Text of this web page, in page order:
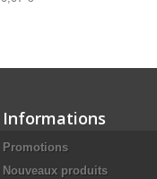
Informations
Promotions
Nouveaux produits